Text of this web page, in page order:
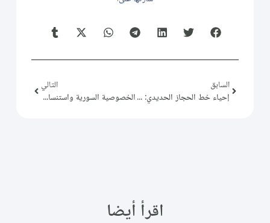
السابق
إحياء خط الحجاز الحديدي: مشروع وحدة وتكامل بين إسطنبول، دمشق، والمدينة المنورة
التالي
الخصوصية السورية واستنساخ النماذج السياسية
اقرأ أيضا